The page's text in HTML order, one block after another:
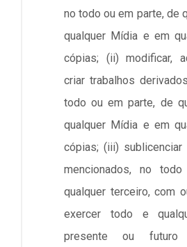
no todo ou em parte, de
qualquer Mídia e em
cópias; (ii) modificar,
criar trabalhos
todo ou em parte, de
qualquer Mídia e em
cópias; (iii)
mencionados, no
qualquer terceiro, com
exercer todo e
presente ou futuro